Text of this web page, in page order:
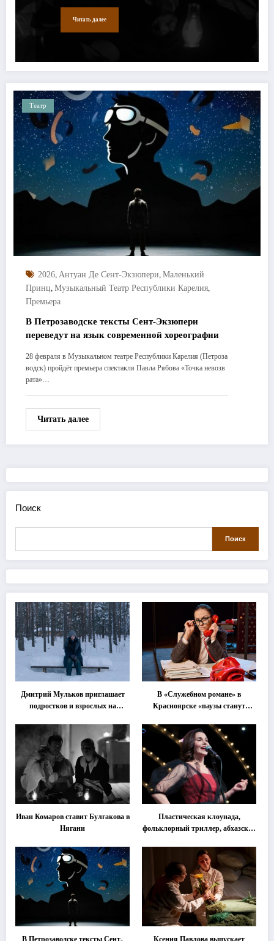
Читать далее
Театр
2026, Антуан Де Сент-Экзюпери, Маленький
Принц, Музыкальный Театр Республики Карелия,
Премьера
В Петрозаводске тексты Сент-Экзюпери
переведут на язык современной хореографии
28 февраля в Музыкальном театре Республики Карелия (Петроза
водск) пройдёт премьера спектакля Павла Рябова «Точка невозв
рата»…
Читать далее
Поиск
Поиск
Дмитрий Мульков приглашает
подростков и взрослых на
В «Служебном романе» в
Красноярске «паузы станут
Иван Комаров ставит Булгакова в
Нягани
Пластическая клоунада,
фольклорный триллер, абхазская
втором этапе фестиваля
«Монокль»
В Петрозаводске тексты Сент- Ксения Павлова выпускает